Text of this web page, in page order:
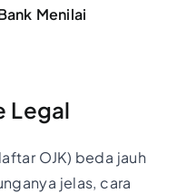
Menilai
Legal
OJK) beda jauh
jelas, cara